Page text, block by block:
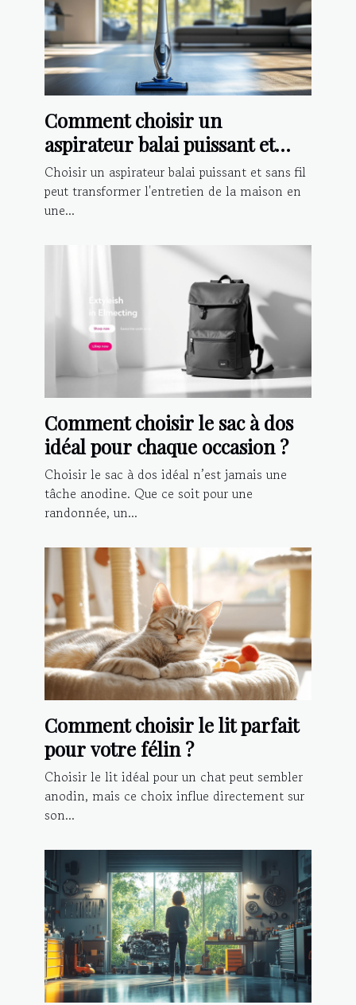
Comment choisir un
aspirateur balai puissant et
sans fil ?
Choisir un aspirateur balai puissant et sans fil
peut transformer l'entretien de la maison en
une...
Comment choisir le sac à dos
idéal pour chaque occasion ?
Choisir le sac à dos idéal n’est jamais une
tâche anodine. Que ce soit pour une
randonnée, un...
Comment choisir le lit parfait
pour votre félin ?
Choisir le lit idéal pour un chat peut sembler
anodin, mais ce choix influe directement sur
son...